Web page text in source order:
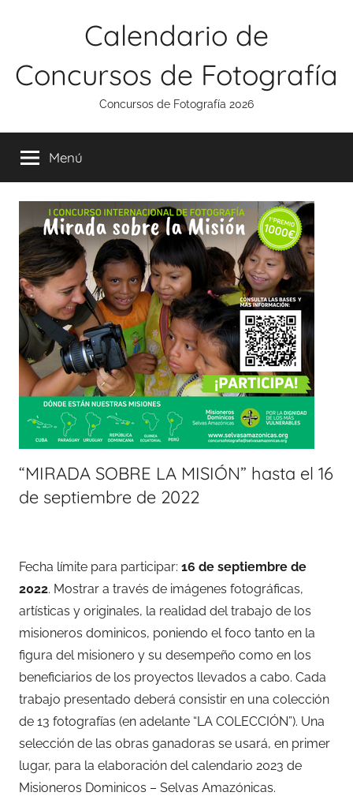
Calendario de
Concursos de Fotografía
Concursos de Fotografía 2026
Menú
“MIRADA SOBRE LA MISIÓN” hasta el 16
de septiembre de 2022
Fecha límite para participar: 16 de septiembre de
2022. Mostrar a través de imágenes fotográficas,
artísticas y originales, la realidad del trabajo de los
misioneros dominicos, poniendo el foco tanto en la
figura del misionero y su desempeño como en los
beneficiarios de los proyectos llevados a cabo. Cada
trabajo presentado deberá consistir en una colección
de 13 fotografías (en adelante “LA COLECCIÓN”). Una
selección de las obras ganadoras se usará, en primer
lugar, para la elaboración del calendario 2023 de
Misioneros Dominicos – Selvas Amazónicas.